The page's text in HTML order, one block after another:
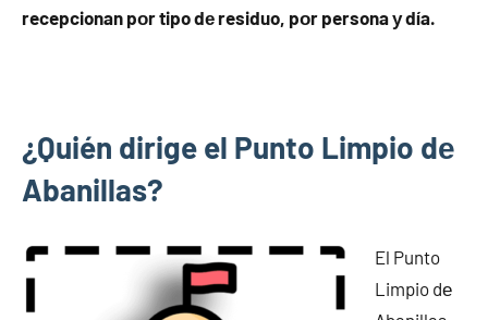
recepcionan pοr tipo dе residuo, pοr persona у día.
¿Quién dirige el Punto Limpio dе
Abanillas?
El Punto
Limpio dе